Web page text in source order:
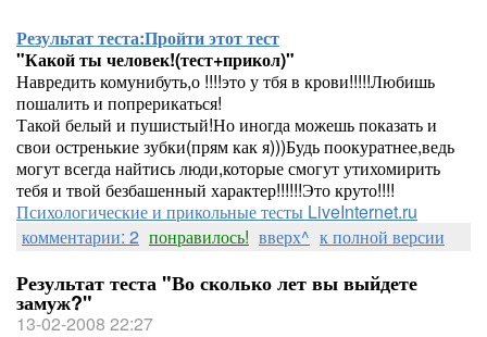
Результат теста:Пройти этот тест
"Какой ты человек!(тест+прикол)"
Навредить комунибуть,о !!!!это у тбя в крови!!!!!Любишь
пошалить и попрерикаться!
Такой белый и пушистый!Но иногда можешь показать и
свои остренькие зубки(прям как я)))Будь поокуратнее,ведь
могут всегда найтись люди,которые смогут утихомирить
тебя и твой безбашенный характер!!!!!!Это круто!!!!
Психологические и прикольные тесты LiveInternet.ru
комментарии: 2 понравилось! вверх^ к полной версии
Результат теста "Во сколько лет вы выйдете
замуж?"
13-02-2008 22:27